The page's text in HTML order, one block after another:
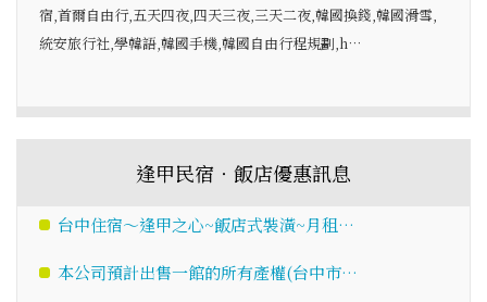
宿,首爾自由行,五天四夜,四天三夜,三天二夜,韓國換錢,韓國滑雪,
統安旅行社,學韓語,韓國手機,韓國自由行程規劃,h…
逢甲民宿‧飯店優惠訊息
台中住宿～逢甲之心~飯店式裝潢~月租…
本公司預計出售一館的所有產權(台中市…